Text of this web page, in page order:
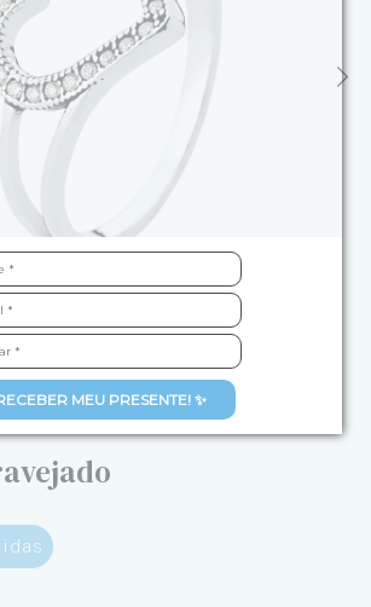
MEU PRESENTE! ✨
Contorno Delicado